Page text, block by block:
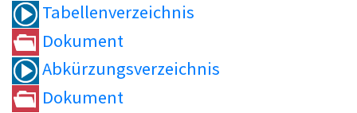
Tabellenverzeichnis
Dokument
Abkürzungsverzeichnis
Dokument